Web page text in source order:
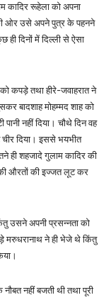
कादिर रूहेला को अपना
ओर उसे अपने पुत्र के पहनने
दिनों में दिल्ली से ऐसा
कपड़े तथा हीरे-जवाहरात ने
बादशाह मोहम्मद शाह को
नहीं दिया। चौथे दिन वह
दिया। इससे भयभीत
शहजादे गुलाम कादिर की
औरतों की इज्जत लूट कर
उसने अपनी प्रसन्नता को
मरुधरानाथ ने ही भेजे थे किंतु
नहीं बजती थी तथा पूरी